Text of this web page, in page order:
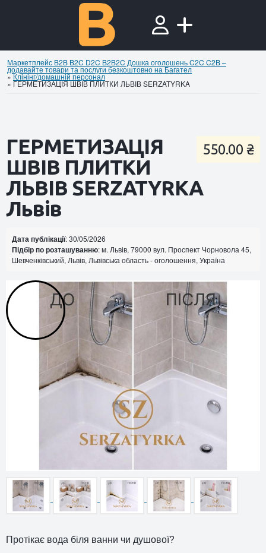
Маркетплейс B2B B2C D2C B2B2C Дошка оголошень C2C C2B –
додавайте товари та послуги безкоштовно на Багател
»Клінінг/домашній персонал
» ГЕРМЕТИЗАЦІЯ ШВІВ ПЛИТКИ ЛЬВІВ SERZATYRKA
550.00 ₴
ГЕРМЕТИЗАЦІЯ
ШВІВ ПЛИТКИ
ЛЬВІВ SERZATYRKA
Львів
Дата публікації: 30/05/2026
Підбір по розташуванню: м. Львів, 79000 вул. Проспект Чорновола 45,
Шевченківський, Львів, Львівська область - оголошення, Україна
Протікає вода біля ванни чи душової?